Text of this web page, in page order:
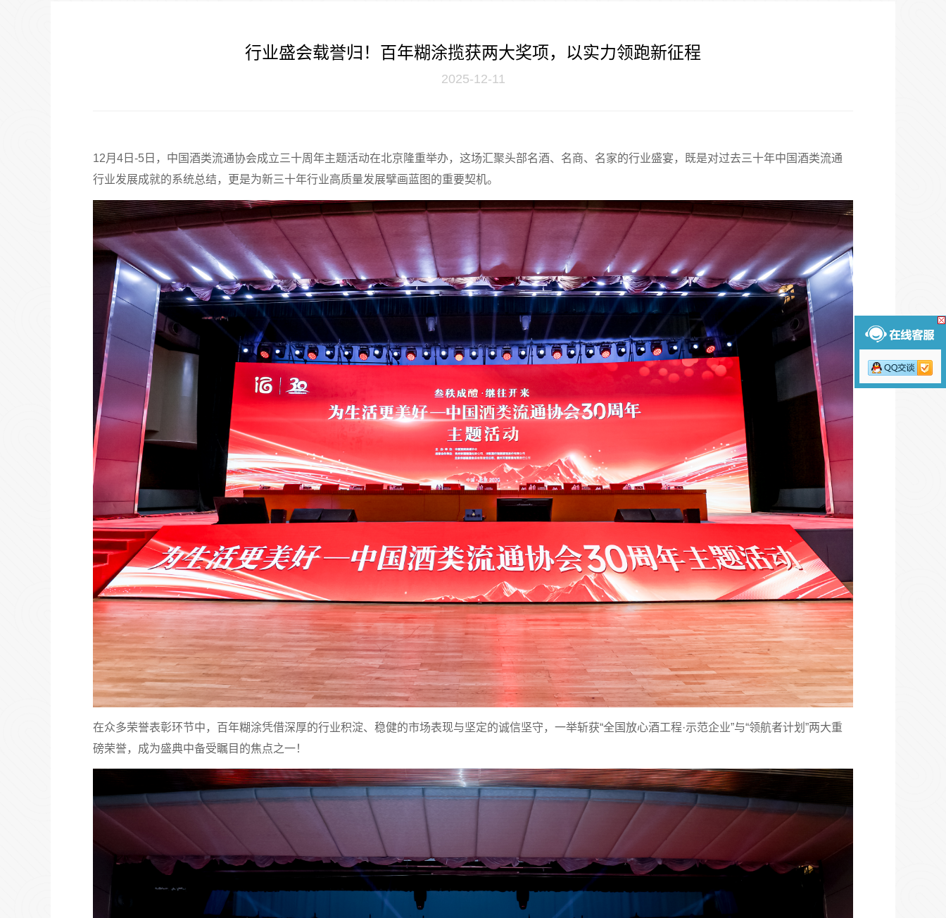
行业盛会载誉归！百年糊涂揽获两大奖项，以实力领跑新征程
2025-12-11
12月4日-5日，中国酒类流通协会成立三十周年主题活动在北京隆重举办，这场汇聚头部名酒、名商、名家的行业盛宴，既是对过去三十年中国酒类流通
行业发展成就的系统总结，更是为新三十年行业高质量发展擘画蓝图的重要契机。
在众多荣誉表彰环节中，百年糊涂凭借深厚的行业积淀、稳健的市场表现与坚定的诚信坚守，一举斩获“全国放心酒工程·示范企业”与“领航者计划”两大重
磅荣誉，成为盛典中备受瞩目的焦点之一！